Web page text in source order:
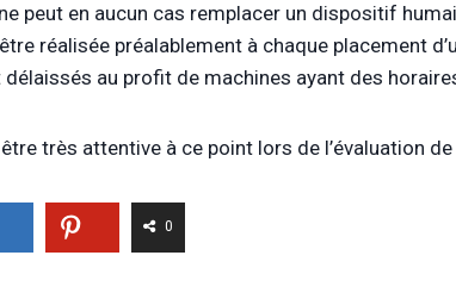
peut en aucun cas remplacer un dispositif
réalisée préalablement à chaque placement
au profit de machines ayant des
très attentive à ce point lors de l’évaluation
0